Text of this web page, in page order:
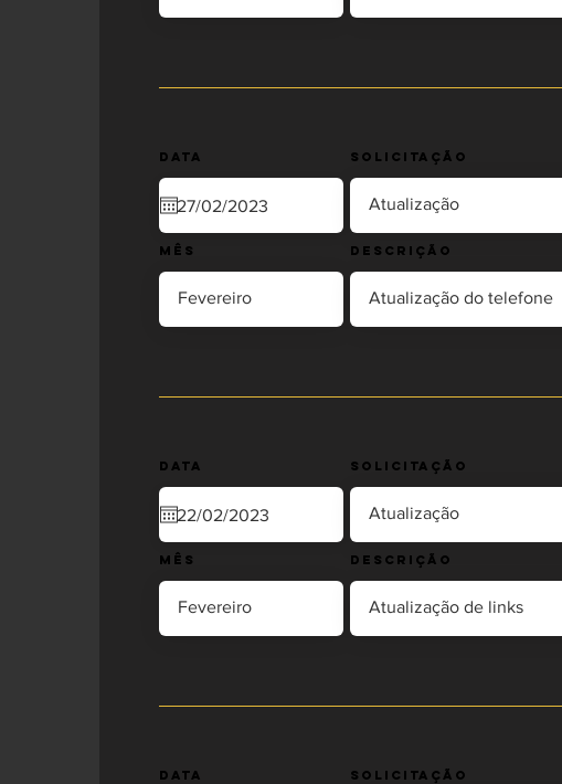
Data Solicitação
Mês Descrição
Data Solicitação
Mês Descrição
Data Solicitação